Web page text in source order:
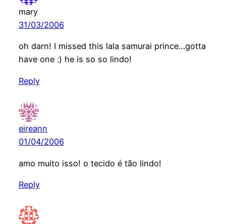
mary
31/03/2006
oh darn! I missed this lala samurai prince…gotta
have one :) he is so so lindo!
Reply
eireann
01/04/2006
amo muito isso! o tecido é tão lindo!
Reply